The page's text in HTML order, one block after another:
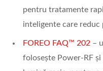
pentru tratamente
inteligente care reduc
FOREO FAQ™ 202 –
folosește Power-RF